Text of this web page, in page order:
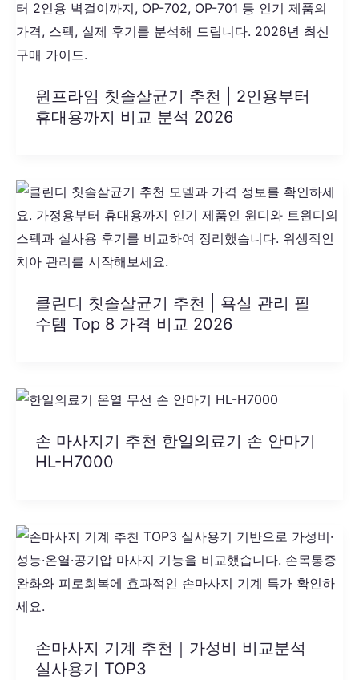
원프라임 칫솔살균기 추천 | 2인용부터
휴대용까지 비교 분석 2026
클린디 칫솔살균기 추천 | 욕실 관리 필
수템 Top 8 가격 비교 2026
손 마사지기 추천 한일의료기 손 안마기
HL-H7000
손마사지 기계 추천｜가성비 비교분석
실사용기 TOP3